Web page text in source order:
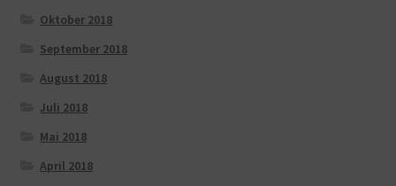
Oktober 2018
September 2018
August 2018
Juli 2018
Mai 2018
April 2018